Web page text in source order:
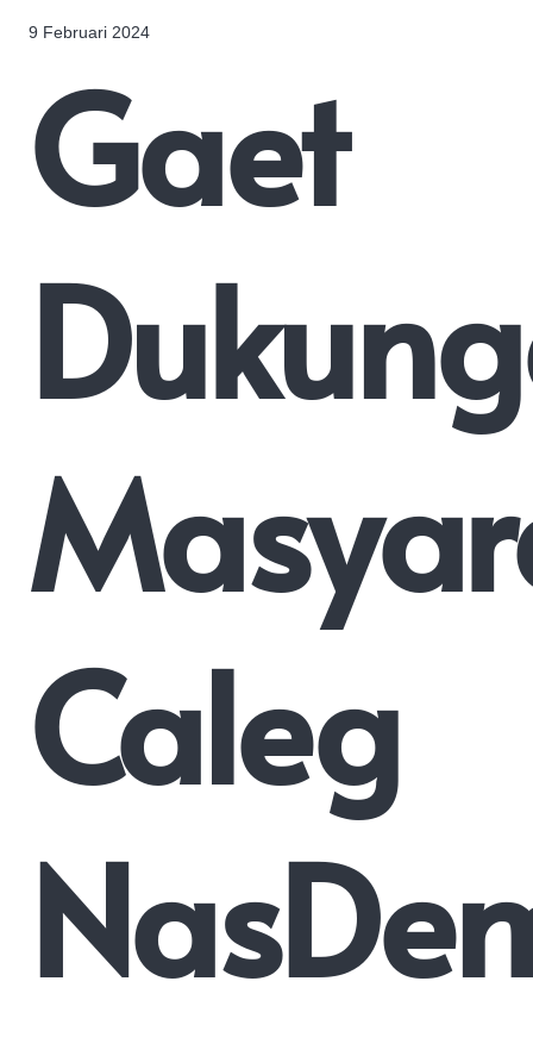
9 Februari 2024
Gaet
Caleg